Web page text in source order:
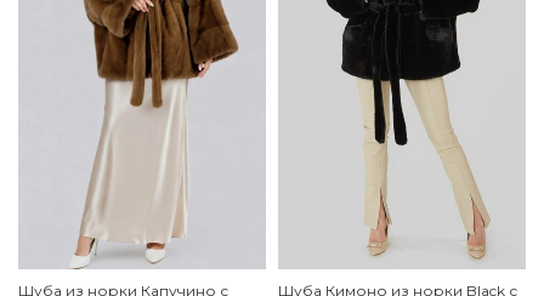
Шуба из норки Капучино с
Шуба Кимоно из норки Black с